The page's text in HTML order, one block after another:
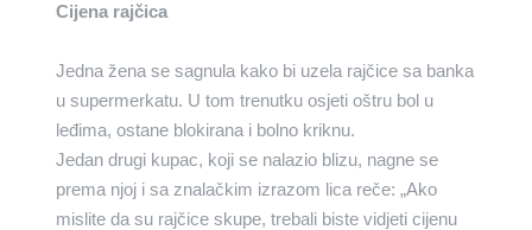
Cijena rajčica
Jedna žena se sagnula kako bi uzela rajčice sa banka
u supermerkatu. U tom trenutku osjeti oštru bol u
leđima, ostane blokirana i bolno kriknu.
Jedan drugi kupac, koji se nalazio blizu, nagne se
prema njoj i sa znalačkim izrazom lica reče: „Ako
mislite da su rajčice skupe, trebali biste vidjeti cijenu